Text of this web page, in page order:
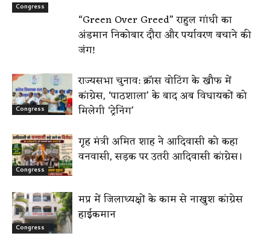
Congress
“Green Over Greed” राहुल गांधी का
अंडमान निकोबार दौरा और पर्यावरण बचाने की
जंग!
Congress
राज्यसभा चुनाव: क्रॉस वोटिंग के खौफ में
कांग्रेस, ‘पाठशाला’ के बाद अब विधायकों को
मिलेगी ‘ट्रेनिंग’
Congress
गृह मंत्री अमित शाह ने आदिवासी को कहा
वनवासी, सड़क पर उतरी आदिवासी कांग्रेस।
Congress
मप्र में जिलाध्यक्षों के काम से नाखुश कांग्रेस
हाईकमान